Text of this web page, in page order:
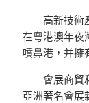
高新技術
在粵港澳年夜
噴鼻港，并擁
會展商貿
亞洲著名會展